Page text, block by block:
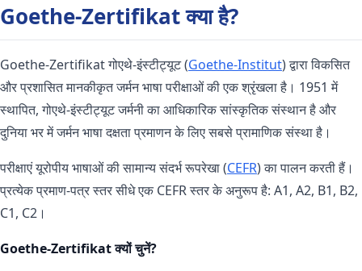
Goethe-Zertifikat क्या है?
Goethe-Zertifikat गोएथे-इंस्टीट्यूट (Goethe-Institut) द्वारा विकसित
और प्रशासित मानकीकृत जर्मन भाषा परीक्षाओं की एक श्रृंखला है। 1951 में
स्थापित, गोएथे-इंस्टीट्यूट जर्मनी का आधिकारिक सांस्कृतिक संस्थान है और
दुनिया भर में जर्मन भाषा दक्षता प्रमाणन के लिए सबसे प्रामाणिक संस्था है।
परीक्षाएं यूरोपीय भाषाओं की सामान्य संदर्भ रूपरेखा (CEFR) का पालन करती हैं।
प्रत्येक प्रमाण-पत्र स्तर सीधे एक CEFR स्तर के अनुरूप है: A1, A2, B1, B2,
C1, C2।
Goethe-Zertifikat क्यों चुनें?